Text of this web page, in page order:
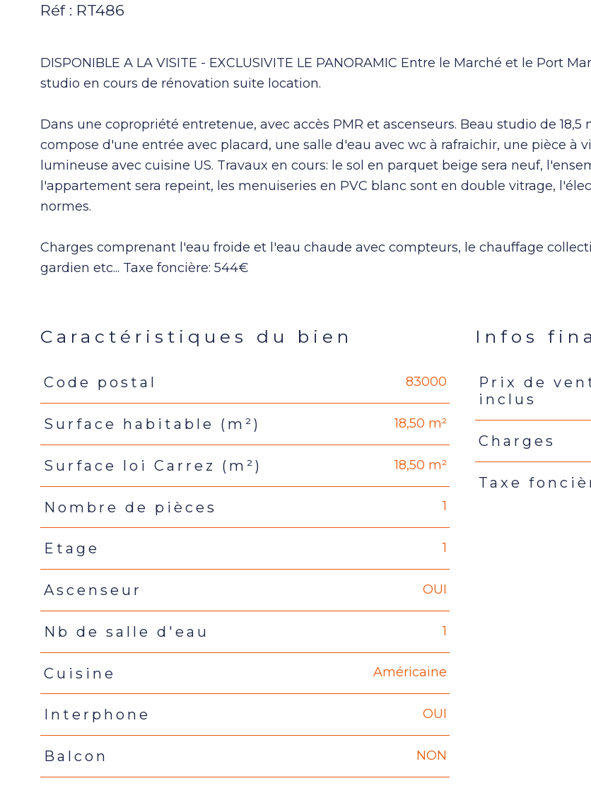
Réf : RT486
DISPONIBLE A LA VISITE - EXCLUSIVITE LE PANORAMIC Entre le Marché et le Port
studio en cours de rénovation suite location.
Dans une copropriété entretenue, avec accès PMR et ascenseurs. Beau studio de 18,5
compose d'une entrée avec placard, une salle d'eau avec wc à rafraichir, une pièce à
lumineuse avec cuisine US. Travaux en cours: le sol en parquet beige sera neuf,
l'appartement sera repeint, les menuiseries en PVC blanc sont en double vitrage,
normes.
Charges comprenant l'eau froide et l'eau chaude avec compteurs, le chauffage
gardien etc... Taxe foncière: 544€
Caractéristiques du bien
Caractéristiques
Code postal 83000
Surface habitable (m²) 18,50 m²
Surface loi Carrez (m²) 18,50 m²
Nombre de pièces 1
Etage 1
Ascenseur OUI
Nb de salle d'eau 1
Cuisine Américaine
Interphone OUI
Balcon NON
Infos
Caractéristiques
Prix de
inclus
Charges
Taxe